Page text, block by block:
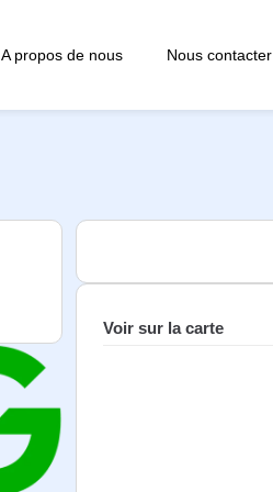
A propos de nous Nous contacter
Voir sur la carte